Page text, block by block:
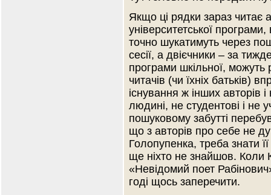
Якщо ці рядки зараз читає
університетської
точно шукатимуть через
сесії, а двієчники – за
програми шкільної, можуть
читачів (чи їхніх батьків)
існування ж інших авторів
людині, не студентові і не
пошуковому забутті
що з авторів про себе не
Голопупенка, треба знати
ще ніхто не знайшов. Коли
«Невідомий поет
годі щось заперечити.